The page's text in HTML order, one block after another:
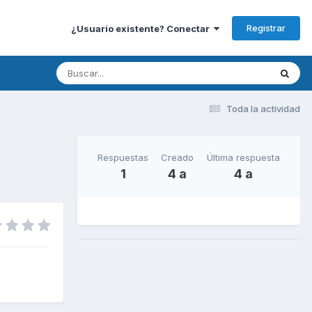
¿Usuario existente? Conectar Registrar
Toda la actividad
Respuestas
1
Creado
4 a
Última respuesta
4 a